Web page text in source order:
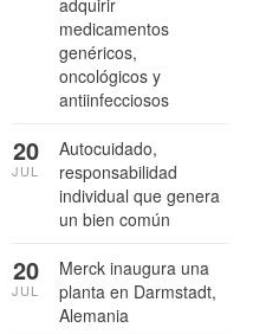
medicamentos
genéricos,
oncológicos y
antiinfecciosos
Autocuidado,
responsabilidad
individual que genera
un bien común
20
JUL
Merck inaugura una
planta en Darmstadt,
Alemania
20
JUL